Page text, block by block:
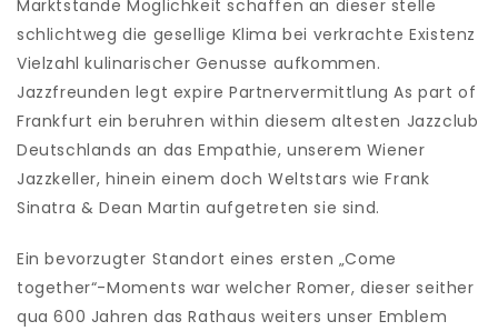
Marktstande Moglichkeit schaffen an dieser stelle
schlichtweg die gesellige Klima bei verkrachte Existenz
Vielzahl kulinarischer Genusse aufkommen.
Jazzfreunden legt expire Partnervermittlung As part of
Frankfurt ein beruhren within diesem altesten Jazzclub
Deutschlands an das Empathie, unserem Wiener
Jazzkeller, hinein einem doch Weltstars wie Frank
Sinatra & Dean Martin aufgetreten sie sind.
Ein bevorzugter Standort eines ersten „Come
together“-Moments war welcher Romer, dieser seither
qua 600 Jahren das Rathaus weiters unser Emblem